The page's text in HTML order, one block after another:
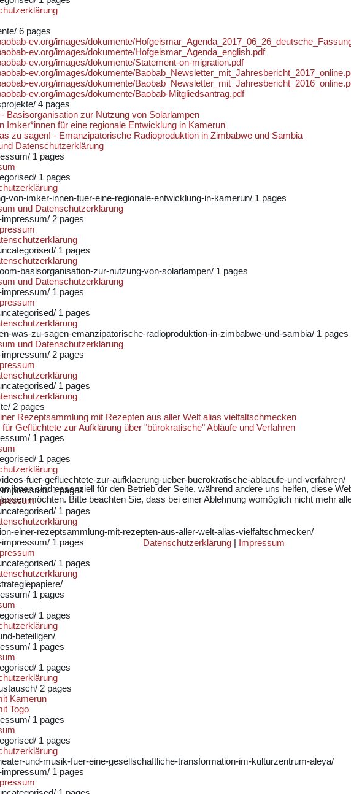
6 pages
ev.org/images/dokumente/
ev.org/images/dokumente/Hofgeismar_Agenda_english.pdf
ev.org/images/dokumente/Statement-on-migration.pdf
ev.org/images/dokumente/
ev.org/images/dokumente/
ev.org/images/dokumente/Baobab-Mitgliedsantrag.pdf
4 pages
Basisorganisation zur Nutzung von Solarlampen
Imker*innen für eine regionale Entwicklung in Kamerun
zu sagen! - Emanzipatorische Radioproduktion in Zimbabwe und Sambia
Datenschutzerklärung
1 pages
1 pages
von-imker-innen-fuer-eine-regionale-entwicklung-in-kamerun/ 1 pages
und Datenschutzerklärung
impressum/ 2 pages
1 pages
basisorganisation-zur-nutzung-von-solarlampen/ 1 pages
und Datenschutzerklärung
impressum/ 1 pages
1 pages
was-zu-sagen-emanzipatorische-radioproduktion-in-zimbabwe-und-sambia/ 1 pages
und Datenschutzerklärung
impressum/ 2 pages
1 pages
2 pages
Rezeptsammlung mit Rezepten aus aller Welt alias vielfaltschmecken
Geflüchtete zur Aufklärung über "bürokratische" Abläufe und Verfahren
1 pages
1 pages
fuer-gefluechtete-zur-aufklaerung-ueber-buerokratische-ablaeufe-und-verfahren/
impressum/1 pages
1 pages
einer-rezeptsammlung-mit-rezepten-aus-aller-welt-alias-vielfaltschmecken/
impressum/ 1 pages
1 pages
1 pages
1 pages
beteiligen/
1 pages
1 pages
2 pages
Kamerun
Togo
1 pages
1 pages
und-musik-fuer-eine-gesellschaftliche-transformation-im-kulturzentrum-aleya/
impressum/ 1 pages
ihnen sind essenziell für den Betrieb der Seite, während andere uns helfen, diese
möchten. Bitte beachten Sie, dass bei einer Ablehnung womöglich nicht mehr
Datenschutzerklärung| Impressum